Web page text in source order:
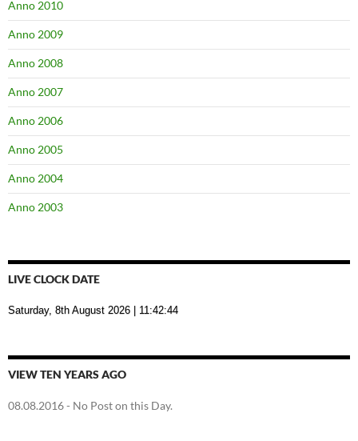
Anno 2010
Anno 2009
Anno 2008
Anno 2007
Anno 2006
Anno 2005
Anno 2004
Anno 2003
LIVE CLOCK DATE
Saturday, 8th August 2026 | 11:42:45
VIEW TEN YEARS AGO
08.08.2016- No Post on this Day.